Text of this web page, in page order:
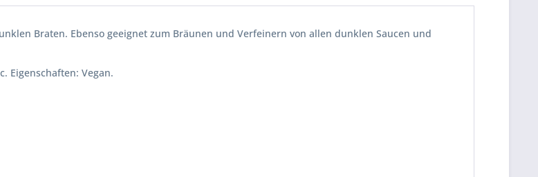
Braten. Ebenso geeignet zum Bräunen und Verfeinern von allen dunklen Saucen und
Eigenschaften: Vegan.